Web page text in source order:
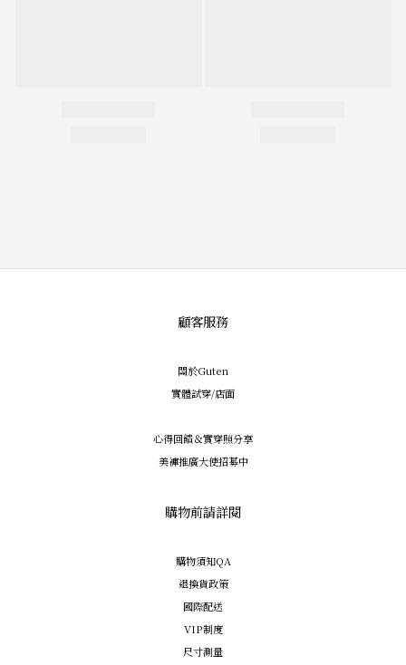
顧客服務
關於Guten
實體試穿/店面
心得回饋＆實穿照分享
美褲推廣大使招募中
購物前請詳閱
購物須知QA
退換貨政策
國際配送
VIP制度
尺寸測量